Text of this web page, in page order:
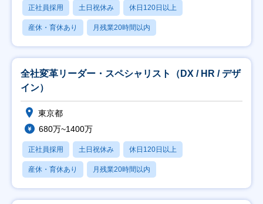
正社員採用 土日祝休み 休日120日以上
産休・育休あり 月残業20時間以内
全社変革リーダー・スペシャリスト（DX / HR / デザ
イン）
東京都
680万~1400万
正社員採用 土日祝休み 休日120日以上
産休・育休あり 月残業20時間以内